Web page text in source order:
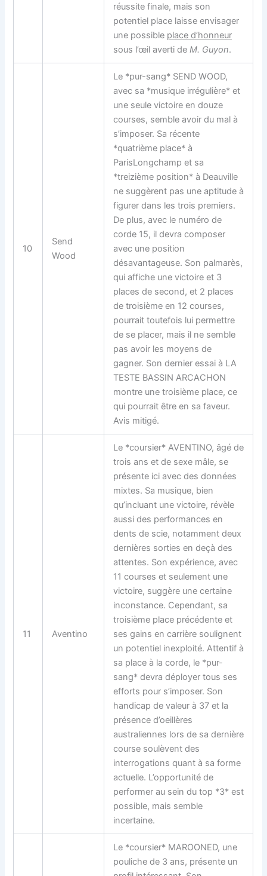
réussite finale, mais son
potentiel place laisse envisager
une possible place d’honneur
sous l’œil averti deM. Guyon.
10
Send
Wood
Le *pur-sang* SEND WOOD,
avec sa *musique irrégulière* et
une seule victoire en douze
courses, semble avoir du mal à
s’imposer. Sa récente
*quatrième place* à
ParisLongchamp et sa
*treizième position* à Deauville
ne suggèrent pas une aptitude à
figurer dans les trois premiers.
De plus, avec le numéro de
corde 15, il devra composer
avec une position
désavantageuse. Son palmarès,
qui affiche une victoire et 3
places de second, et 2 places
de troisième en 12 courses,
pourrait toutefois lui permettre
de se placer, mais il ne semble
pas avoir les moyens de
gagner. Son dernier essai à LA
TESTE BASSIN ARCACHON
montre une troisième place, ce
qui pourrait être en sa faveur.
Avis mitigé.
11 Aventino
Le *coursier* AVENTINO, âgé de
trois ans et de sexe mâle, se
présente ici avec des données
mixtes. Sa musique, bien
qu’incluant une victoire, révèle
aussi des performances en
dents de scie, notamment deux
dernières sorties en deçà des
attentes. Son expérience, avec
11 courses et seulement une
victoire, suggère une certaine
inconstance. Cependant, sa
troisième place précédente et
ses gains en carrière soulignent
un potentiel inexploité. Attentif à
sa place à la corde, le *pur-
sang* devra déployer tous ses
efforts pour s’imposer. Son
handicap de valeur à 37 et la
présence d’oeillères
australiennes lors de sa dernière
course soulèvent des
interrogations quant à sa forme
actuelle. L’opportunité de
performer au sein du top *3* est
possible, mais semble
incertaine.
Le *coursier* MAROONED, une
pouliche de 3 ans, présente un